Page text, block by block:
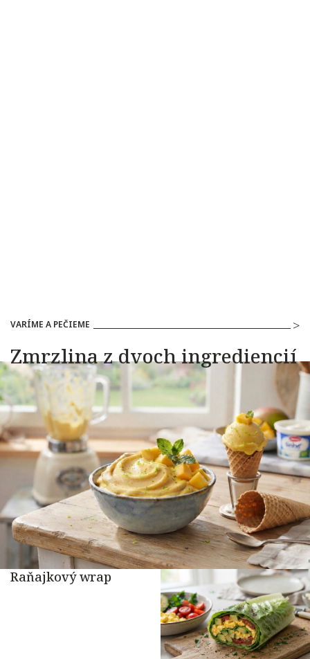
VARÍME A PEČIEME